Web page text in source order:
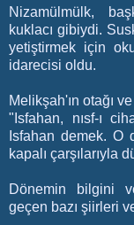
Nizamülmülk,
kuklacı gibiydi.
yetiştirmek için
idarecisi oldu.
Melikşah'ın otağı
"Isfahan, nısf-ı
Isfahan demek. O
kapalı çarşılarıyla
Dönemin bilgini
geçen bazı şiirleri